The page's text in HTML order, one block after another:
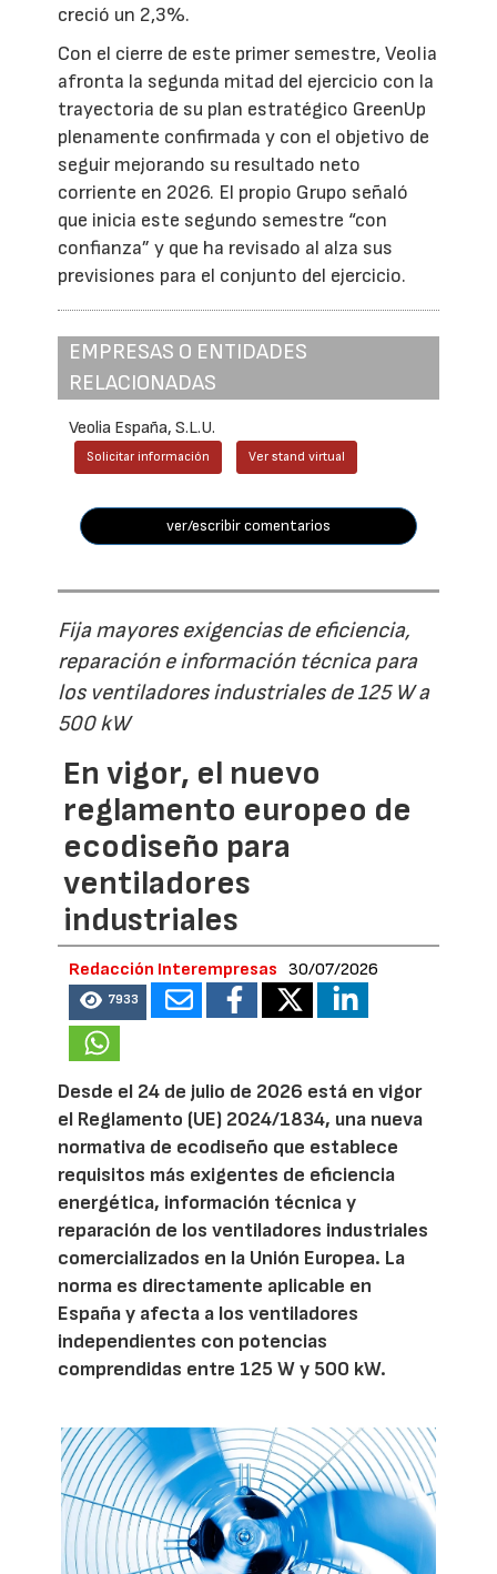
creció un 2,3%.
Con el cierre de este primer semestre, Veolia
afronta la segunda mitad del ejercicio con la
trayectoria de su plan estratégico GreenUp
plenamente confirmada y con el objetivo de
seguir mejorando su resultado neto
corriente en 2026. El propio Grupo señaló
que inicia este segundo semestre “con
confianza” y que ha revisado al alza sus
previsiones para el conjunto del ejercicio.
EMPRESAS O ENTIDADES
RELACIONADAS
Veolia España, S.L.U.
Solicitar información Ver stand virtual
ver/escribir comentarios
Fija mayores exigencias de eficiencia,
reparación e información técnica para
los ventiladores industriales de 125 W a
500 kW
En vigor, el nuevo
reglamento europeo de
ecodiseño para
ventiladores
industriales
Redacción Interempresas 30/07/2026
7933
Desde el 24 de julio de 2026 está en vigor
el Reglamento (UE) 2024/1834, una nueva
normativa de ecodiseño que establece
requisitos más exigentes de eficiencia
energética, información técnica y
reparación de los ventiladores industriales
comercializados en la Unión Europea. La
norma es directamente aplicable en
España y afecta a los ventiladores
independientes con potencias
comprendidas entre 125 W y 500 kW.